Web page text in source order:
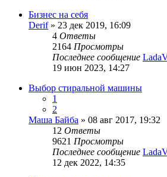
Бизнес на себя
Derif» 23 дек 2019, 16:09
4 Ответы
2164 Просмотры
Последнее сообщение
19 июн 2023, 14:27
Выбор стиральной машины
1
2
Маша Байба » 08 авг 2017, 19:32
12 Ответы
9621 Просмотры
Последнее сообщение
12 дек 2022, 14:35